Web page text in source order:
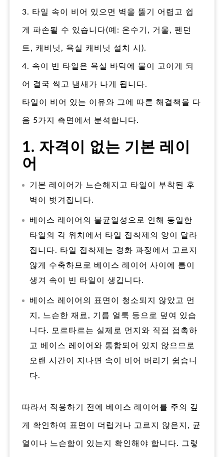
3. 타일 속이 비어 있으면 벽을 뚫기 어렵고 쉽
게 파손될 수 있습니다(예: 온수기, 거울, 펜던
트, 캐비닛, 욕실 캐비닛 설치 시).
4. 속이 빈 타일은 욕실 바닥에 물이 고이게 되
어 결국 썩고 냄새가 나게 됩니다.
타일이 비어 있는 이유와 그에 따른 해결책을 다
음 5가지 측면에서 분석합니다.
1. 자격이 없는 기본 레이
어
기본 레이어가 느슨해지고 타일이 부착된 후
벽이 벗겨집니다.
베이스 레이어의 불균일성으로 인해 동일한
타일의 각 위치에서 타일 접착제의 양이 달라
집니다. 타일 접착제는 경화 과정에서 고르지
않게 수축하므로 베이스 레이어 사이에 틈이
생겨 속이 빈 타일이 생깁니다.
베이스 레이어의 표면이 청소되지 않았고 먼
지, 느슨한 재료, 기름 얼룩 등으로 덮여 있습
니다. 모르타르는 실제로 먼지와 직접 접촉하
고 베이스 레이어와 통합되어 있지 않으므로
오랜 시간이 지나면 속이 비어 버리기 쉽습니
다.
따라서 적용하기 전에 베이스 레이어를 주의 깊
게 확인하여 표면이 더럽거나 고르지 않은지, 균
열이나 느슨함이 있는지 확인해야 합니다. 그렇